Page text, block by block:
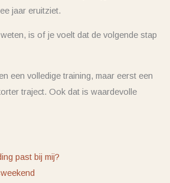
jaar eruitziet.
is of je voelt dat de volgende stap
een volledige training, maar eerst een
traject. Ook dat is waardevolle
past bij mij?